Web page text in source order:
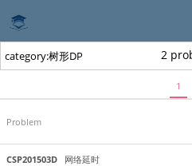
2
1
Problem
CSP201503D 网络延时